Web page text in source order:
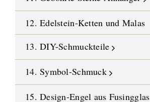
12. Edelstein-Ketten und Malas
13. DIY-Schmuckteile
14. Symbol-Schmuck
15. Design-Engel aus Fusingglas